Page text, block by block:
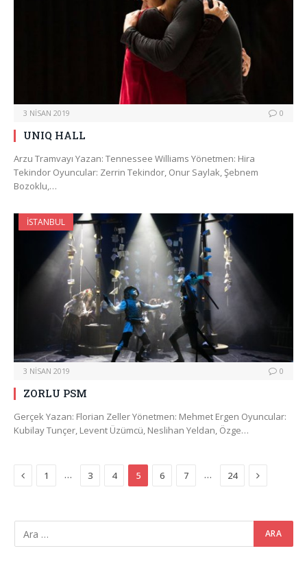
3 NISAN 2019 0
UNIQ HALL
Arzu Tramvayı Yazan: Tennessee Williams Yönetmen: Hira
Tekindor Oyuncular: Zerrin Tekindor, Onur Saylak, Şebnem
Bozoklu,…
İSTANBUL
3 NISAN 2019 0
ZORLU PSM
Gerçek Yazan: Florian Zeller Yönetmen: Mehmet Ergen Oyuncular:
Kubilay Tunçer, Levent Üzümcü, Neslihan Yeldan, Özge…
Previous
1 … 3 4 5 6 7 … 24 Next